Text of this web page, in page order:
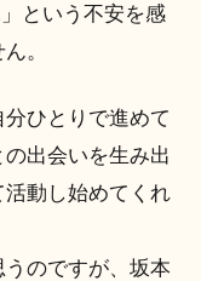
という不安を感
。
ひとりで進めて
出会いを生み出
活動し始めてくれ
のですが、坂本